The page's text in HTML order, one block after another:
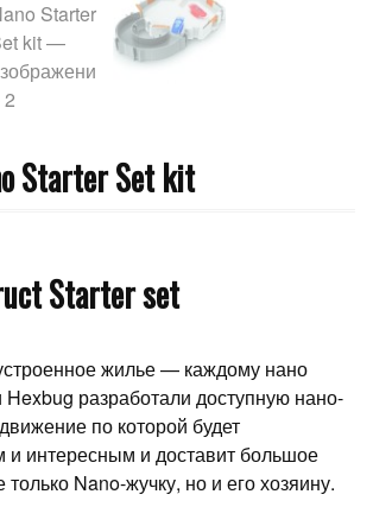
Starter Set kit
Starter set
жилье — каждому нано
Hexbug разработали доступную нано-
по которой будет
интересным и доставит большое
только Nano-жучку, но и его хозяину.